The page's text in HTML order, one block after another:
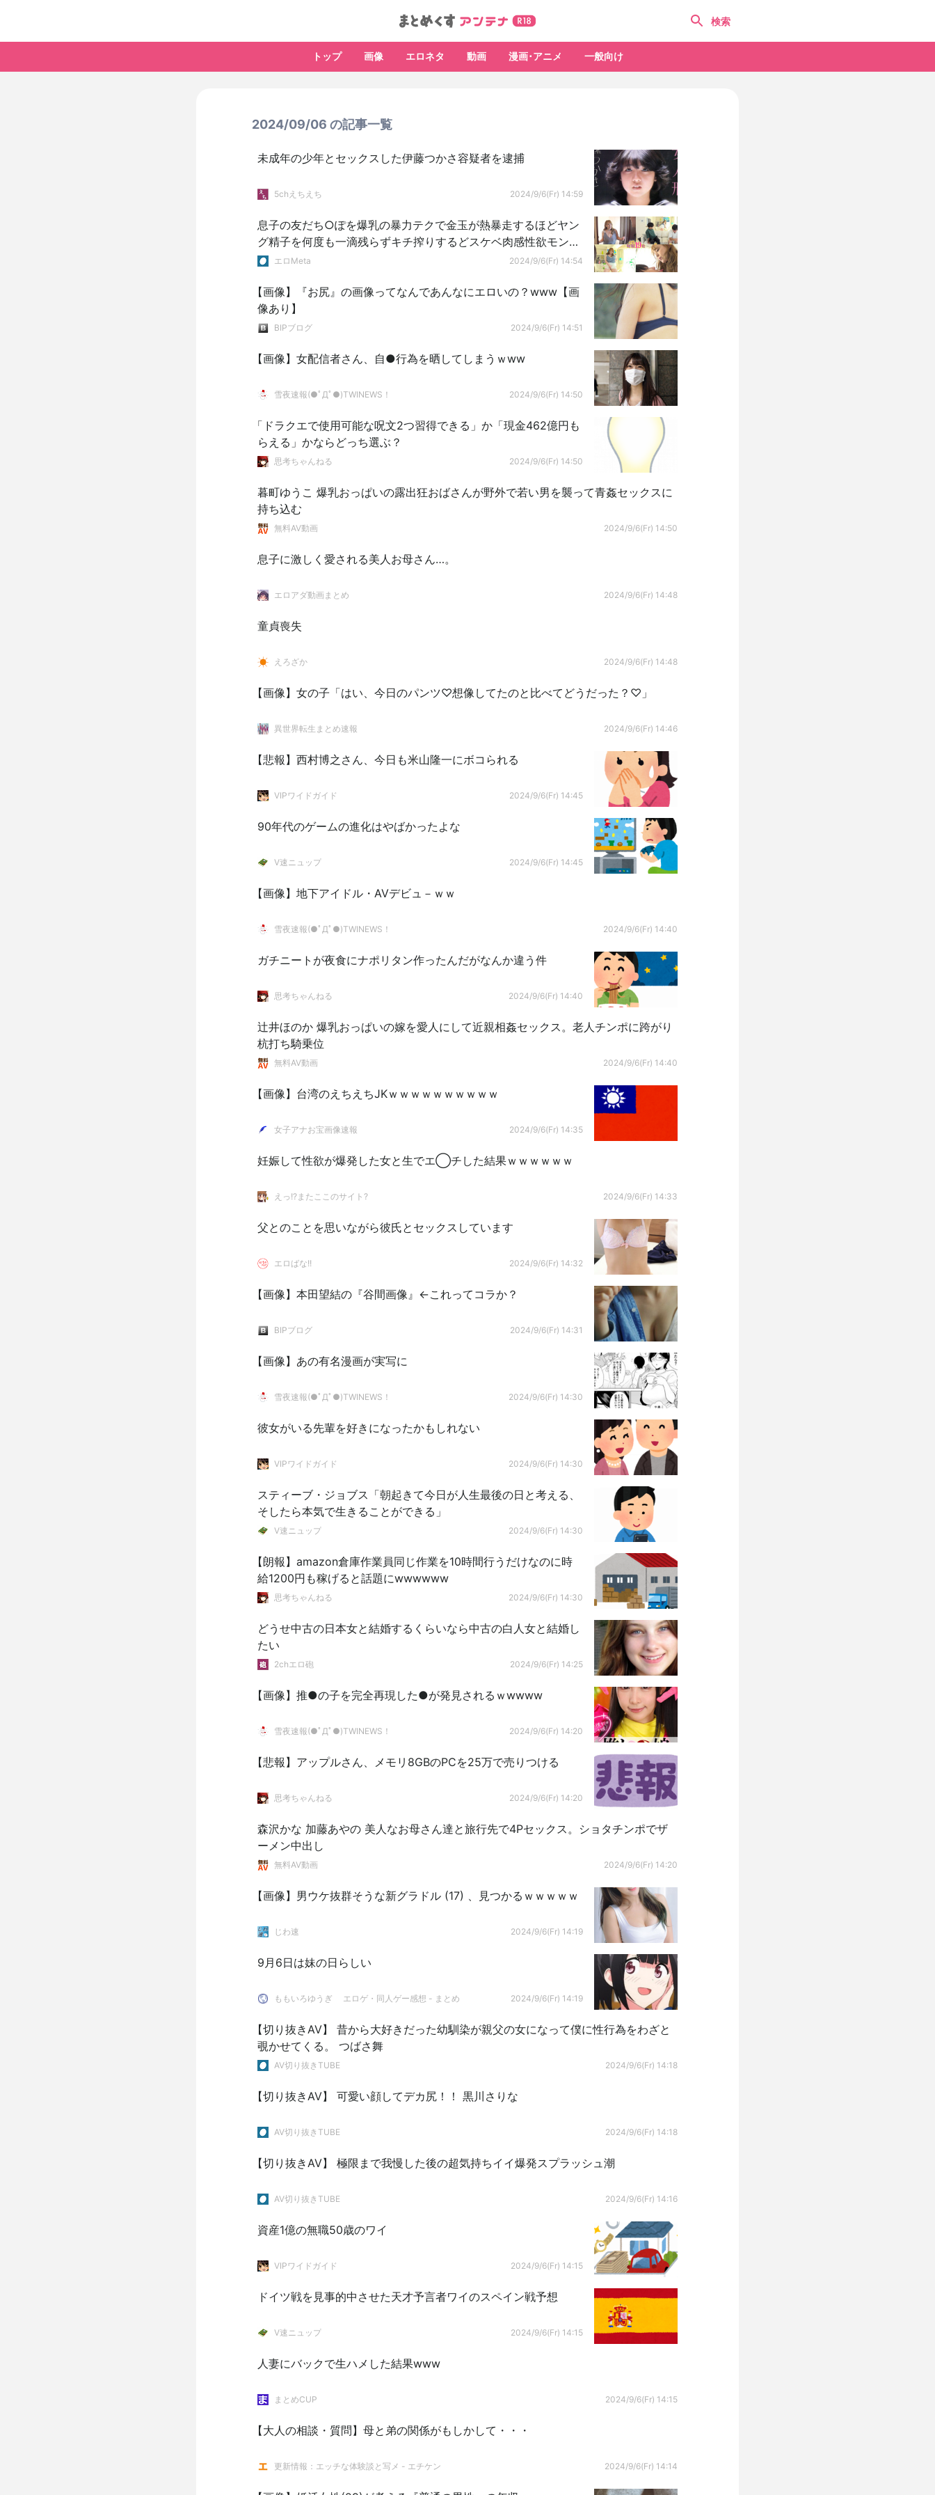
トップ 画像 エロネタ 動画 漫画･アニメ 一般向け
2024/09/06 の記事一覧
未成年の少年とセックスした伊藤つかさ容疑者を逮捕
5chえちえち 2024/9/6(Fr) 14:59
息子の友だち○ぽを爆乳の暴力テクで金玉が熱暴走するほどヤン
グ精子を何度も一滴残らずキチ搾りするどスケベ肉感性欲モンス
ターママ 西村ニーナ
エロMeta 2024/9/6(Fr) 14:54
【画像】『お尻』の画像ってなんであんなにエロいの？www【画
像あり】
BIPブログ 2024/9/6(Fr) 14:51
【画像】女配信者さん、自●行為を晒してしまうｗww
雪夜速報(●ﾟДﾟ●)TWINEWS！ 2024/9/6(Fr) 14:50
「ドラクエで使用可能な呪文2つ習得できる」か「現金462億円も
らえる」かならどっち選ぶ？
思考ちゃんねる 2024/9/6(Fr) 14:50
暮町ゆうこ 爆乳おっぱいの露出狂おばさんが野外で若い男を襲って青姦セックスに
持ち込む
無料AV動画 2024/9/6(Fr) 14:50
息子に激しく愛される美人お母さん…。
エロアダ動画まとめ 2024/9/6(Fr) 14:48
童貞喪失
えろざか 2024/9/6(Fr) 14:48
【画像】女の子「はい、今日のパンツ♡想像してたのと比べてどうだった？♡」
異世界転生まとめ速報 2024/9/6(Fr) 14:46
【悲報】西村博之さん、今日も米山隆一にボコられる
VIPワイドガイド 2024/9/6(Fr) 14:45
90年代のゲームの進化はやばかったよな
V速ニュップ 2024/9/6(Fr) 14:45
【画像】地下アイドル・AVデビュ－ｗｗ
雪夜速報(●ﾟДﾟ●)TWINEWS！ 2024/9/6(Fr) 14:40
ガチニートが夜食にナポリタン作ったんだがなんか違う件
思考ちゃんねる 2024/9/6(Fr) 14:40
辻井ほのか 爆乳おっぱいの嫁を愛人にして近親相姦セックス。老人チンポに跨がり
杭打ち騎乗位
無料AV動画 2024/9/6(Fr) 14:40
【画像】台湾のえちえちJKｗｗｗｗｗｗｗｗｗｗ
女子アナお宝画像速報 2024/9/6(Fr) 14:35
妊娠して性欲が爆発した女と生でエ◯チした結果ｗｗｗｗｗｗ
えっ!?またここのサイト? 2024/9/6(Fr) 14:33
父とのことを思いながら彼氏とセックスしています
エロばな!! 2024/9/6(Fr) 14:32
【画像】本田望結の『谷間画像』←これってコラか？
BIPブログ 2024/9/6(Fr) 14:31
【画像】あの有名漫画が実写に
雪夜速報(●ﾟДﾟ●)TWINEWS！ 2024/9/6(Fr) 14:30
彼女がいる先輩を好きになったかもしれない
VIPワイドガイド 2024/9/6(Fr) 14:30
スティーブ・ジョブス「朝起きて今日が人生最後の日と考える、
そしたら本気で生きることができる」
V速ニュップ 2024/9/6(Fr) 14:30
【朗報】amazon倉庫作業員同じ作業を10時間行うだけなのに時
給1200円も稼げると話題にwwwwww
思考ちゃんねる 2024/9/6(Fr) 14:30
どうせ中古の日本女と結婚するくらいなら中古の白人女と結婚し
たい
2chエロ砲 2024/9/6(Fr) 14:25
【画像】推●の子を完全再現した●が発見されるｗwwww
雪夜速報(●ﾟДﾟ●)TWINEWS！ 2024/9/6(Fr) 14:20
【悲報】アップルさん、メモリ8GBのPCを25万で売りつける
思考ちゃんねる 2024/9/6(Fr) 14:20
森沢かな 加藤あやの 美人なお母さん達と旅行先で4Pセックス。ショタチンポでザ
ーメン中出し
無料AV動画 2024/9/6(Fr) 14:20
【画像】男ウケ抜群そうな新グラドル (17) 、見つかるｗｗｗｗｗ
じわ速 2024/9/6(Fr) 14:19
9月6日は妹の日らしい
ももいろゆうぎ エロゲ・同人ゲー感想 - まとめ 2024/9/6(Fr) 14:19
【切り抜きAV】 昔から大好きだった幼馴染が親父の女になって僕に性行為をわざと
覗かせてくる。 つばさ舞
AV切り抜きTUBE 2024/9/6(Fr) 14:18
【切り抜きAV】 可愛い顔してデカ尻！！ 黒川さりな
AV切り抜きTUBE 2024/9/6(Fr) 14:18
【切り抜きAV】 極限まで我慢した後の超気持ちイイ爆発スプラッシュ潮
AV切り抜きTUBE 2024/9/6(Fr) 14:16
資産1億の無職50歳のワイ
VIPワイドガイド 2024/9/6(Fr) 14:15
ドイツ戦を見事的中させた天才予言者ワイのスペイン戦予想
V速ニュップ 2024/9/6(Fr) 14:15
人妻にバックで生ハメした結果www
まとめCUP 2024/9/6(Fr) 14:15
【大人の相談・質問】母と弟の関係がもしかして・・・
更新情報：エッチな体験談と写メ - エチケン 2024/9/6(Fr) 14:14